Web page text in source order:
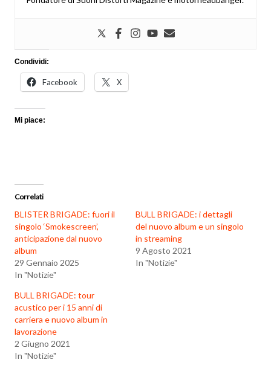
Condividi:
Facebook X
Mi piace:
Correlati
BLISTER BRIGADE: fuori il
singolo ‘Smokescreen’,
anticipazione dal nuovo
album
29 Gennaio 2025
In "Notizie"
BULL BRIGADE: i dettagli
del nuovo album e un singolo
in streaming
9 Agosto 2021
In "Notizie"
BULL BRIGADE: tour
acustico per i 15 anni di
carriera e nuovo album in
lavorazione
2 Giugno 2021
In "Notizie"